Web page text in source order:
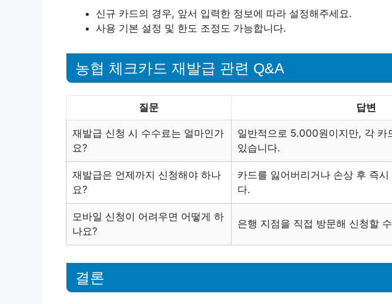
신규 카드의 경우, 앞서 입력한 정보에 따라 설정해주세요.
사용 기본 설정 및 한도 조정도 가능합니다.
농협 체크카드 재발급 관련 Q&A
질문 답변
재발급 신청 시 수수료는 얼마인가
요?
일반적으로 5.000원이지만, 각 카
있습니다.
재발급은 언제까지 신청해야 하나
요?
카드를 잃어버리거나 손상 후 즉
다.
모바일 신청이 어려우면 어떻게 하
나요?
은행 지점을 직접 방문해 신청할
결론